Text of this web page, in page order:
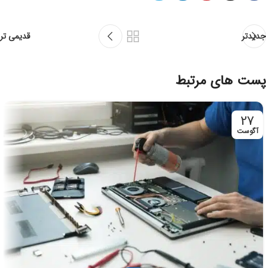
جدیدتر قدیمی تر
پست های مرتبط
27
آگوست